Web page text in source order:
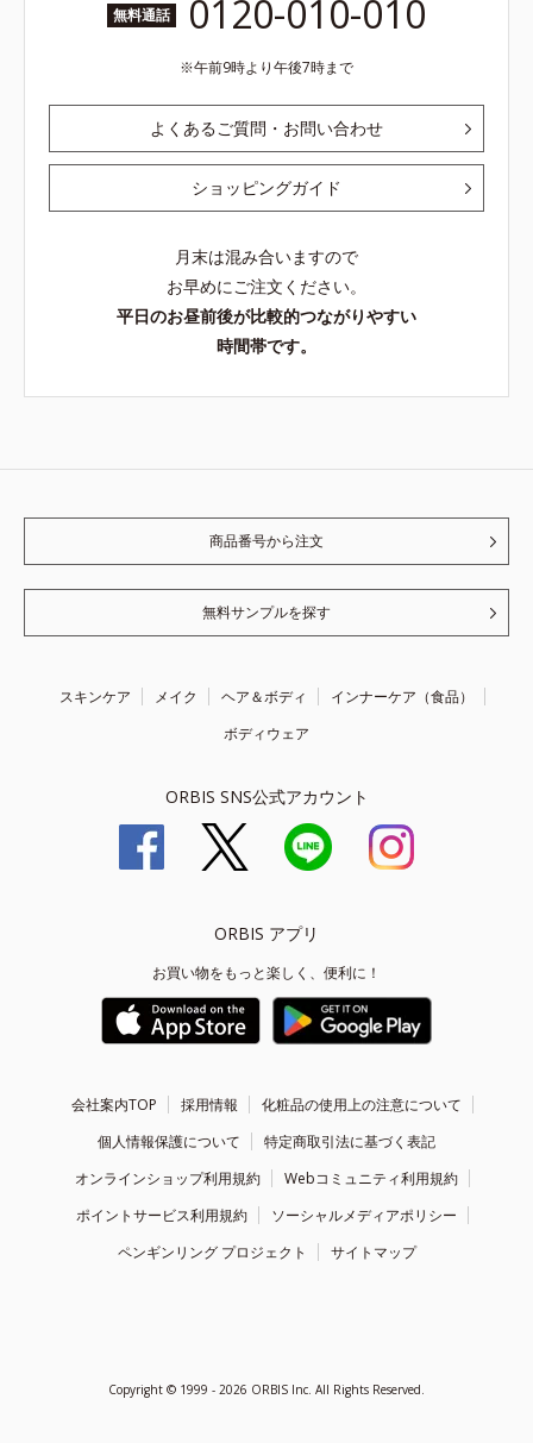
無料通話 0120-010-010
午前9時より午後7時まで
よくあるご質問・お問い合わせ
ショッピングガイド
月末は混み合いますので
お早めにご注文ください。
平日のお昼前後が比較的つながりやすい
時間帯です。
商品番号から注文
無料サンプルを探す
スキンケア メイク ヘア＆ボディ
インナーケア（食品）
ボディウェア
ORBIS SNS公式アカウント
ORBIS アプリ
お買い物をもっと楽しく、便利に！
会社案内TOP 採用情報
化粧品の使用上の注意について
個人情報保護について
特定商取引法に基づく表記
オンラインショップ利用規約
Webコミュニティ利用規約
ポイントサービス利用規約
ソーシャルメディアポリシー
ペンギンリング プロジェクト
サイトマップ
Copyright © 1999 - 2026 ORBIS Inc. All Rights Reserved.